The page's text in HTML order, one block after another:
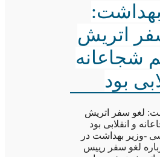
اتریش
شجاعانه
بود
لغو سفر اتریش
و انقلابی بود
-وزیر بهداشت در
لغو سفر رییس